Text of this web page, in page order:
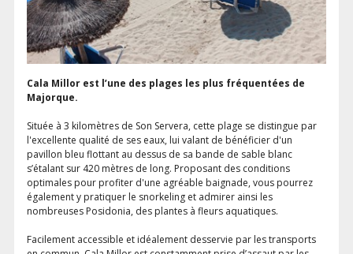
Cala Millor est l’une des plages les plus fréquentées de
Majorque.
Située à 3 kilomètres de Son Servera, cette plage se distingue par
l'excellente qualité de ses eaux, lui valant de bénéficier d'un
pavillon bleu flottant au dessus de sa bande de sable blanc
s’étalant sur 420 mètres de long. Proposant des conditions
optimales pour profiter d'une agréable baignade, vous pourrez
également y pratiquer le snorkeling et admirer ainsi les
nombreuses Posidonia, des plantes à fleurs aquatiques.
Facilement accessible et idéalement desservie par les transports